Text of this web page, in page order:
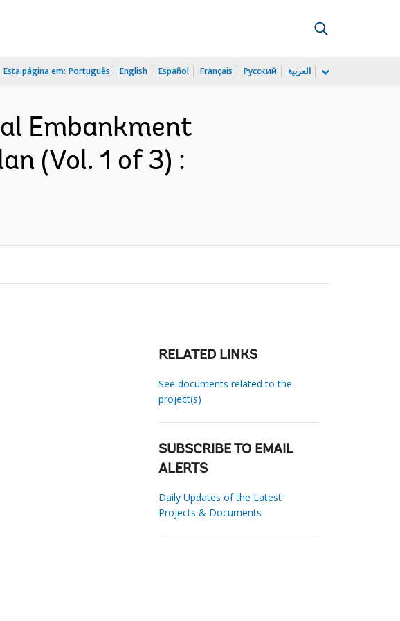
Esta página em: Português English Español Français Русский العربية
Embankment
(Vol. 1 of 3) :
RELATED LINKS
See documents related to the
project(s)
SUBSCRIBE TO EMAIL
ALERTS
Daily Updates of the Latest
Projects & Documents